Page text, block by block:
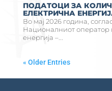
ПОДАТОЦИ ЗА
ЕЛЕКТРИЧНА
Во мај 2026 година,
Националниот оператор
енергија –...
« Older Entries